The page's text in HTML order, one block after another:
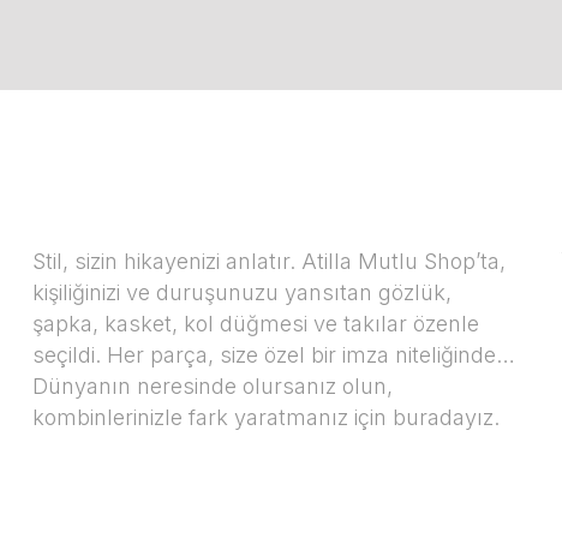
Stil, sizin hikayenizi anlatır. Atilla Mutlu Shop’ta,
kişiliğinizi ve duruşunuzu yansıtan gözlük,
şapka, kasket, kol düğmesi ve takılar özenle
seçildi. Her parça, size özel bir imza niteliğinde…
Dünyanın neresinde olursanız olun,
kombinlerinizle fark yaratmanız için buradayız.